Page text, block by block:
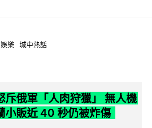
樂 城中熱話
斥俄軍「人肉狩獵」 無人機
小販近 40 秒仍被炸傷